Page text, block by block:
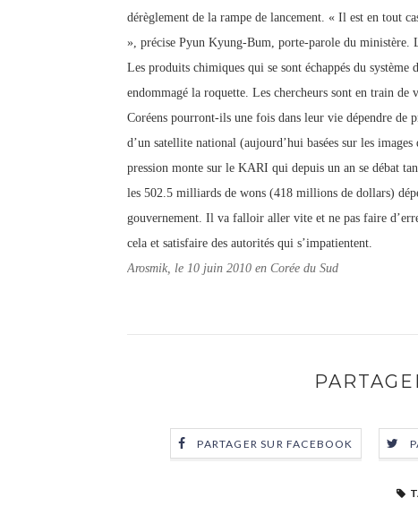
dérèglement de la rampe de lancement. « Il est en tout
», précise Pyun Kyung-Bum, porte-parole du ministère.
Les produits chimiques qui se sont échappés du
endommagé la roquette. Les chercheurs sont en train
Coréens pourront-ils une fois dans leur vie dépendre de
d’un satellite national (aujourd’hui basées sur les
pression monte sur le KARI qui depuis un an se débat
les 502.5 milliards de wons (418 millions de dollars)
gouvernement. Il va falloir aller vite et ne pas faire
cela et satisfaire des autorités qui s’impatientent.
Arosmik, le 10 juin 2010 en Corée du Sud
PARTAGER SUR FACEBOOK